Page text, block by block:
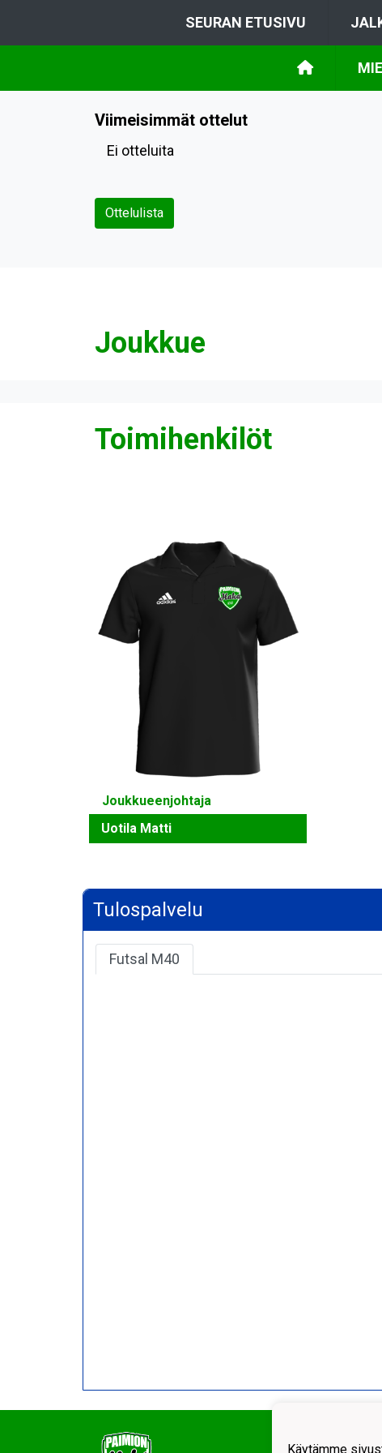
SEURAN ETUSIVU
Viimeisimmät ottelut
Ei otteluita
Ottelulista
Joukkue
Toimihenkilöt
Joukkueenjohtaja
Uotila Matti
Tulospalvelu
Futsal M40
Käytämme